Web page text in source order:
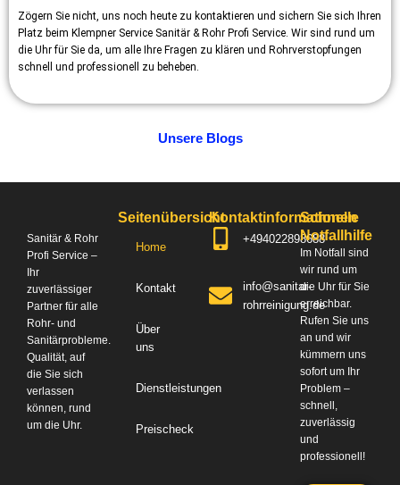
Zögern Sie nicht, uns noch heute zu kontaktieren und sichern Sie sich Ihren
Platz beim Klempner Service Sanitär & Rohr Profi Service. Wir sind rund um
die Uhr für Sie da, um alle Ihre Fragen zu klären und Rohrverstopfungen
schnell und professionell zu beheben.
Unsere Blogs
Sanitär & Rohr
Profi Service –
Ihr
zuverlässiger
Partner für alle
Rohr- und
Sanitärprobleme.
Qualität, auf
die Sie sich
verlassen
können, rund
um die Uhr.
Seitenübersicht
Home
Kontakt
Über
uns
Dienstleistungen
Preischeck
Kontaktinformationen
+494022898688
info@sanitar-
rohrreinigung.de
Schnelle
Notfallhilfe
Im Notfall sind
wir rund um
die Uhr für Sie
erreichbar.
Rufen Sie uns
an und wir
kümmern uns
sofort um Ihr
Problem –
schnell,
zuverlässig
und
professionell!